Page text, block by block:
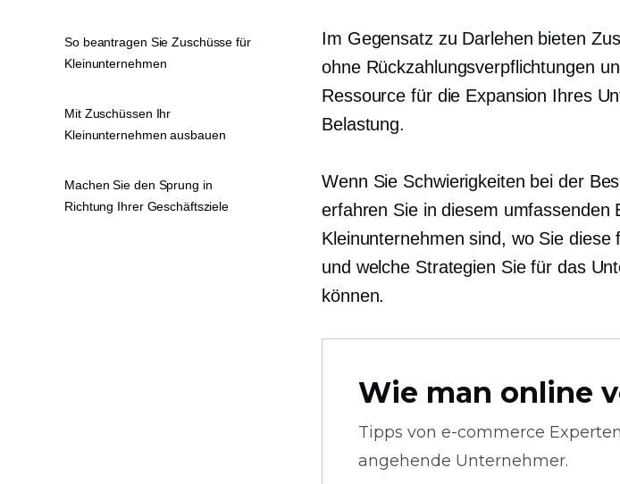
Im Gegensatz zu Darlehen bieten
ohne Rückzahlungsverpflichtungen
Ressource für die Expansion Ihres
Belastung.
Wenn Sie Schwierigkeiten bei der
erfahren Sie in diesem umfassenden
Kleinunternehmen sind, wo Sie
und welche Strategien Sie für das
können.
Wie man online
Tipps von e-commerce
angehende Unternehmer.
So beantragen Sie Zuschüsse für
Kleinunternehmen
Mit Zuschüssen Ihr
Kleinunternehmen ausbauen
Machen Sie den Sprung in
Richtung Ihrer Geschäftsziele